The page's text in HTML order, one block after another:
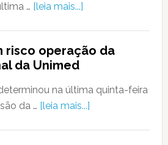
… [leia mais...]
risco operação da
da Unimed
na última quinta-feira
da … [leia mais...]